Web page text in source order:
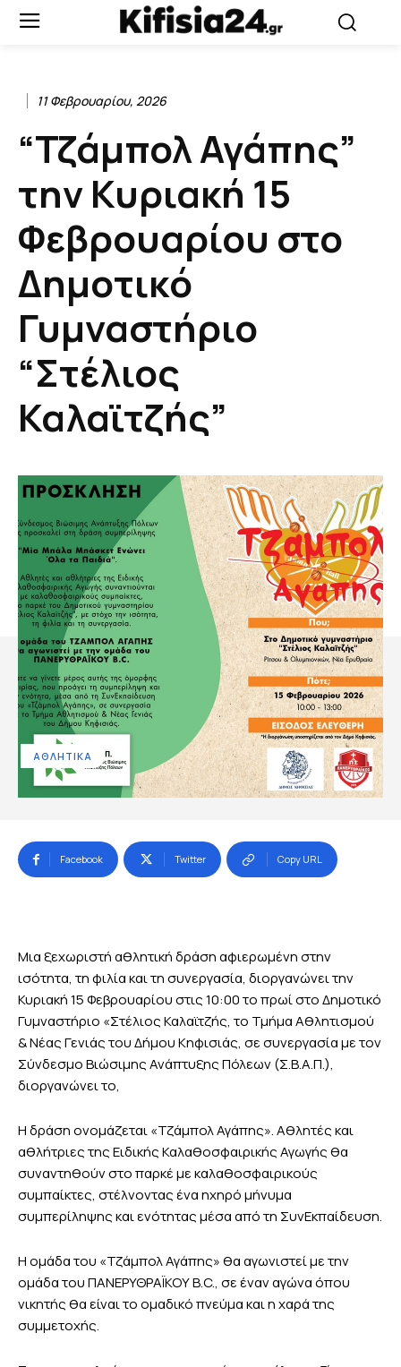
11 Φεβρουαρίου, 2026
“Τζάμπολ Αγάπης”
την Κυριακή 15
Φεβρουαρίου στο
Δημοτικό
Γυμναστήριο
“Στέλιος
Καλαϊτζής”
ΑΘΛΗΤΙΚΑ
Facebook Twitter Copy URL
Μια ξεχωριστή αθλητική δράση αφιερωμένη στην
ισότητα, τη φιλία και τη συνεργασία, διοργανώνει την
Κυριακή 15 Φεβρουαρίου στις 10:00 το πρωί στο Δημοτικό
Γυμναστήριο «Στέλιος Καλαϊτζής, το Τμήμα Αθλητισμού
& Νέας Γενιάς του Δήμου Κηφισιάς, σε συνεργασία με τον
Σύνδεσμο Βιώσιμης Ανάπτυξης Πόλεων (Σ.Β.Α.Π.),
διοργανώνει το,
Η δράση ονομάζεται «Τζάμπολ Αγάπης». Αθλητές και
αθλήτριες της Ειδικής Καλαθοσφαιρικής Αγωγής θα
συναντηθούν στο παρκέ με καλαθοσφαιρικούς
συμπαίκτες, στέλνοντας ένα ηχηρό μήνυμα
συμπερίληψης και ενότητας μέσα από τη ΣυνΕκπαίδευση.
Η ομάδα του «Τζάμπολ Αγάπης» θα αγωνιστεί με την
ομάδα του ΠΑΝΕΡΥΘΡΑΪΚΟΥ B.C., σε έναν αγώνα όπου
νικητής θα είναι το ομαδικό πνεύμα και η χαρά της
συμμετοχής.